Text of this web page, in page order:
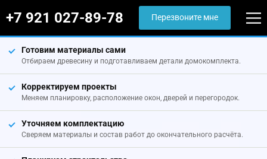
+7 921 027-89-78 Перезвоните мне
Готовим материалы сами
Отбираем древесину и подготавливаем детали домокомплекта.
Корректируем проекты
Меняем планировку, расположение окон, дверей и перегородок.
Уточняем комплектацию
Сверяем материалы и состав работ до окончательного расчёта.